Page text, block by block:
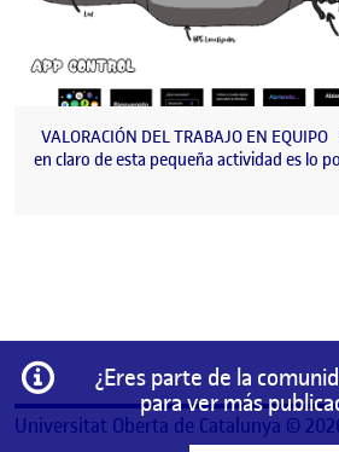
VALORACIÓN DEL TRABAJO EN
en claro de esta pequeña actividad es lo
Información
¿Eres parte de la
para ver más
Universitat Oberta de Catalunya ©